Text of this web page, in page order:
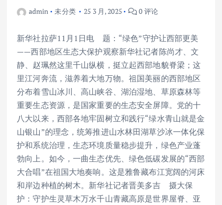
admin 未分类 25 3 月, 2025 0 评论
新华社拉萨11月1日电 题：“绿色”守护让西部更美
——西部地区生态大保护观察新华社记者陈尚才、文
静、赵珮然这里千山纵横，挺立起西部地貌脊梁；这
里江河奔流，滋养着大地万物。祖国美丽的西部地区
分布着雪山冰川、高山峡谷、湖泊湿地、草原森林等
重要生态资源，是国家重要的生态安全屏障。党的十
八大以来，西部各地牢固树立和践行“绿水青山就是金
山银山”的理念，统筹推进山水林田湖草沙冰一体化保
护和系统治理，生态环境质量稳步提升，绿色产业蓬
勃向上。如今，一曲生态优先、绿色低碳发展的“西部
大合唱”在祖国大地奏响。这是雅鲁藏布江宽阔的河床
和岸边种植的树木。新华社记者晋美多吉 摄大保
护：守护生灵草木万水千山青藏高原是世界屋脊、亚